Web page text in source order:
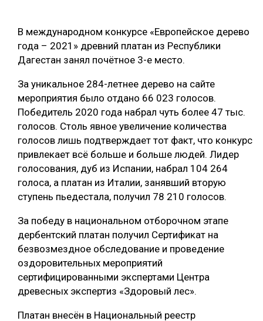
ЛЕСОВОССТАНОВЛЕНИЕ И ЗАЩИТА
ЛОГИСТИКА
ЦБП
КОМПЛЕКСНАЯ ПЕРЕРАБОТКА
ЛЕСОПИЛЕНИЕ
ДЕРЕВЯННОЕ ДОМОСТРОЕНИЕ
БЕЗОПАСНОЕ ПРОИЗВОДСТВО
СОРТИРОВКА ДРЕВЕСИНЫ
СУШКА ДРЕВЕСИНЫ
ТЕМАТИЧЕСКИЕ ПРОЕКТЫ
В международном конкурсе «Европейское дерево
года – 2021» древний платан из Республики
Дагестан занял почётное 3-е место.
За уникальное 284-летнее дерево на сайте
мероприятия было отдано 66 023 голосов.
Победитель 2020 года набрал чуть более 47 тыс.
голосов. Столь явное увеличение количества
голосов лишь подтверждает тот факт, что конкурс
привлекает всё больше и больше людей. Лидер
голосования, дуб из Испании, набрал 104 264
голоса, а платан из Италии, занявший вторую
ступень пьедестала, получил 78 210 голосов.
За победу в национальном отборочном этапе
дербентский платан получил Сертификат на
безвозмездное обследование и проведение
оздоровительных мероприятий
сертифицированными экспертами Центра
древесных экспертиз «Здоровый лес».
Платан внесён в Национальный реестр